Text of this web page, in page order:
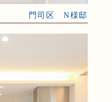
門司区 N様邸